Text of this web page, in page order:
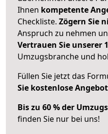
Ihnen kompetente
Checkliste. Zögern Sie
Anspruch zu nehmen
Vertrauen Sie unserer
Umzugsbranche und
Füllen Sie jetzt das
Sie kostenlose
Bis zu 60 % der
finden Sie nur bei uns!